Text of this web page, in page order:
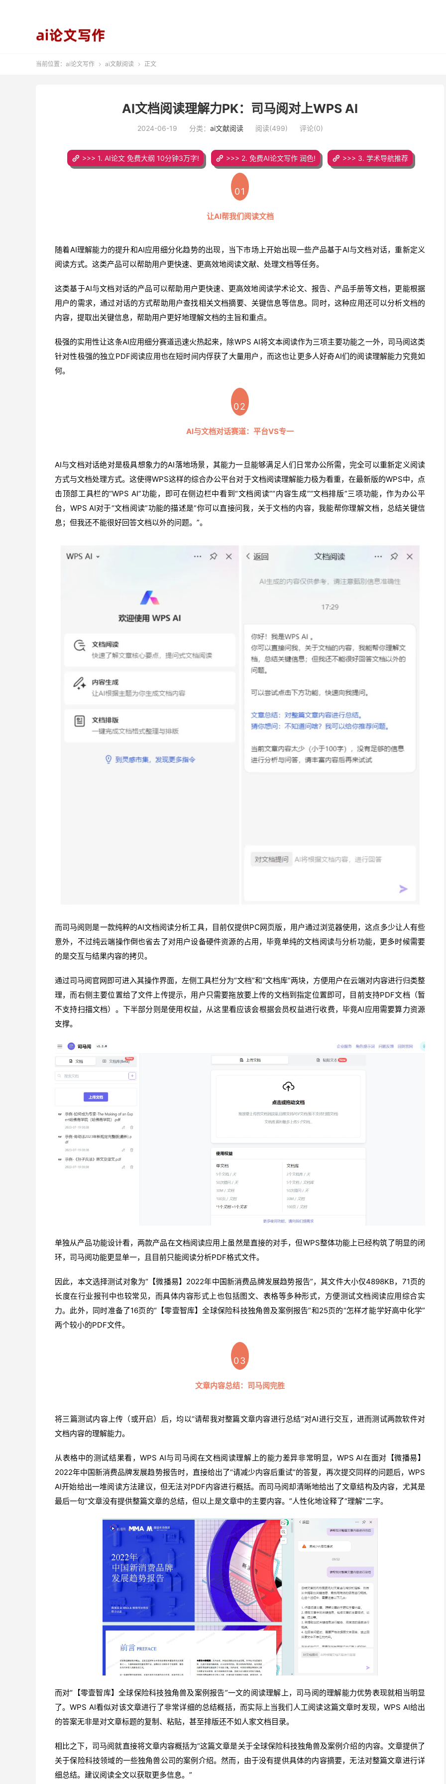
当前位置： ai论文写作  ai文献阅读  正文
AI文档阅读理解力PK：司马阅对上WPS AI
2024-06-19 分类： ai文献阅读 阅读(499) 评论(0)
>>> 1. AI论文 免费大纲 10分钟3万字! >>> 2. 免费AI论文写作 润色! >>> 3. 学术导航推荐
01
让AI帮我们阅读文档
随着AI理解能力的提升和AI应用细分化趋势的出现，当下市场上开始出现一些产品基于AI与文档对话，重新定义
阅读方式。这类产品可以帮助用户更快速、更高效地阅读文献、处理文档等任务。
这类基于AI与文档对话的产品可以帮助用户更快速、更高效地阅读学术论文、报告、产品手册等文档，更能根据
用户的需求，通过对话的方式帮助用户查找相关文档摘要、关键信息等信息。同时，这种应用还可以分析文档的
内容，提取出关键信息，帮助用户更好地理解文档的主旨和重点。
极强的实用性让这条AI应用细分赛道迅速火热起来，除WPS AI将文本阅读作为三项主要功能之一外，司马阅这类
针对性极强的独立PDF阅读应用也在短时间内俘获了大量用户，而这也让更多人好奇AI们的阅读理解能力究竟如
何。
02
AI与文档对话赛道：平台VS专一
AI与文档对话绝对是极具想象力的AI落地场景，其能力一旦能够满足人们日常办公所需，完全可以重新定义阅读
方式与文档处理方式。这使得WPS这样的综合办公平台对于文档阅读理解能力极为看重，在最新版的WPS中，点
击顶部工具栏的“WPS AI”功能，即可在侧边栏中看到“文档阅读”“内容生成”“文档排版”三项功能，作为办公平
台，WPS AI对于“文档阅读”功能的描述是“你可以直接问我，关于文档的内容，我能帮你理解文档，总结关键信
息；但我还不能很好回答文档以外的问题。”。
而司马阅则是一款纯粹的AI文档阅读分析工具，目前仅提供PC网页版，用户通过浏览器使用，这点多少让人有些
意外，不过纯云端操作倒也省去了对用户设备硬件资源的占用，毕竟单纯的文档阅读与分析功能，更多时候需要
的是交互与结果内容的拷贝。
通过司马阅官网即可进入其操作界面，左侧工具栏分为“文档”和“文档库”两块，方便用户在云端对内容进行归类整
理，而右侧主要位置给了文件上传提示，用户只需要拖放要上传的文档到指定位置即可，目前支持PDF文档（暂
不支持扫描文档）。下半部分则是使用权益，从这里看应该会根据会员权益进行收费，毕竟AI应用需要算力资源
支撑。
单独从产品功能设计看，两款产品在文档阅读应用上虽然是直接的对手，但WPS整体功能上已经构筑了明显的闭
环，司马阅功能更显单一，且目前只能阅读分析PDF格式文件。
因此，本文选择测试对象为“【微播易】2022年中国新消费品牌发展趋势报告”，其文件大小仅4898KB，71页的
长度在行业报刊中也较常见，而具体内容形式上也包括图文、表格等多种形式，方便测试文档阅读应用综合实
力。此外，同时准备了16页的“【零壹智库】全球保险科技独角兽及案例报告”和25页的“怎样才能学好高中化学”
两个较小的PDF文件。
03
文章内容总结：司马阅完胜
将三篇测试内容上传（或开启）后，均以“请帮我对整篇文章内容进行总结”对AI进行交互，进而测试两款软件对
文档内容的理解能力。
从表格中的测试结果看，WPS AI与司马阅在文档阅读理解上的能力差异非常明显，WPS AI在面对【微播易】
2022年中国新消费品牌发展趋势报告时，直接给出了“请减少内容后重试”的答复，再次提交同样的问题后，WPS
AI开始给出一堆阅读方法建议，但无法对PDF内容进行概括。而司马阅却清晰地给出了文章结构及内容，尤其是
最后一句“文章没有提供整篇文章的总结，但以上是文章中的主要内容。”人性化地诠释了“理解”二字。
而对“【零壹智库】全球保险科技独角兽及案例报告”一文的阅读理解上，司马阅的理解能力优势表现就相当明显
了。WPS AI看似对该文章进行了非常详细的总结概括，而实际上当我们人工阅读这篇文章时发现，WPS AI给出
的答案无非是对文章标题的复制、粘贴，甚至排版还不如人家文档目录。
相比之下，司马阅就直接将文章内容概括为“这篇文章是关于全球保险科技独角兽及案例介绍的内容。文章提供了
关于保险科技领域的一些独角兽公司的案例介绍。然而，由于没有提供具体的内容摘要，无法对整篇文章进行详
细总结。建议阅读全文以获取更多信息。”